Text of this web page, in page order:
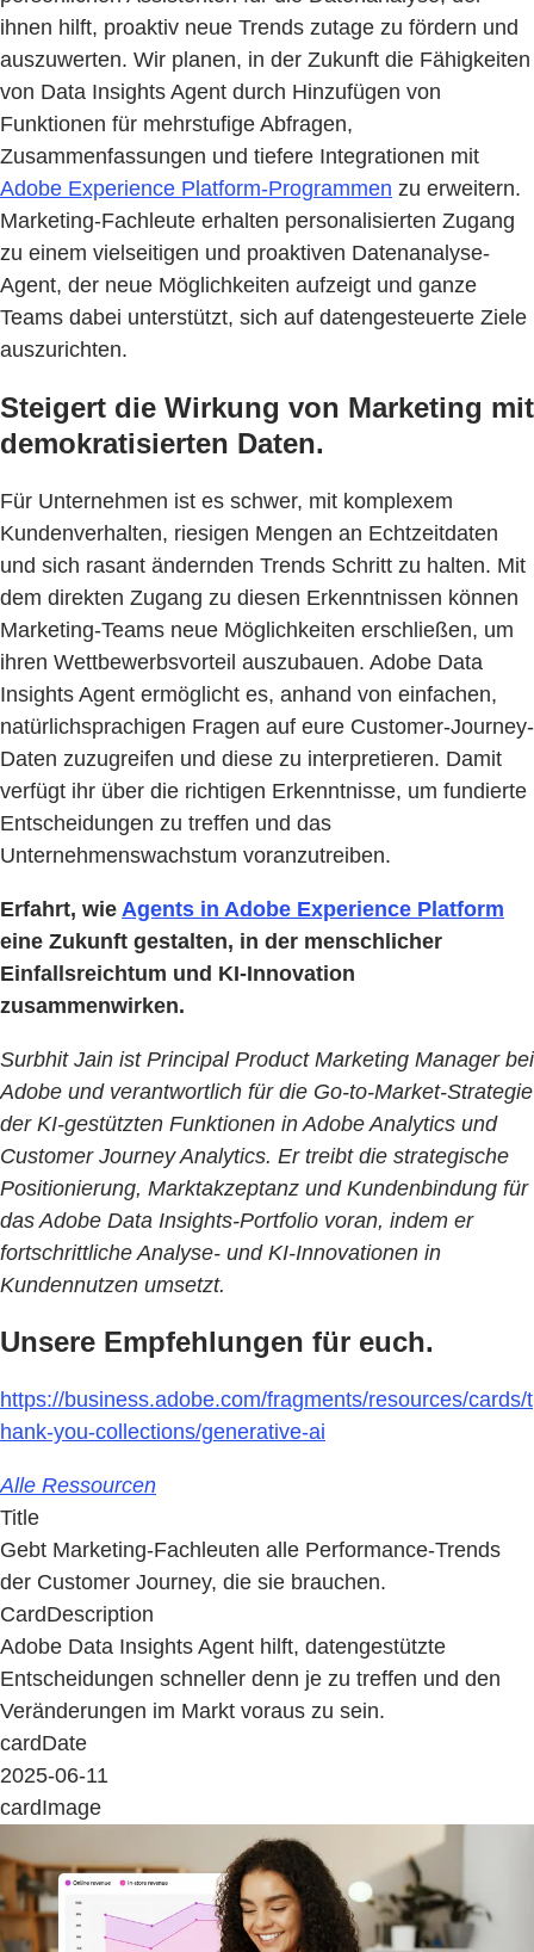
ihnen hilft, proaktiv neue Trends zutage zu fördern und
auszuwerten. Wir planen, in der Zukunft die Fähigkeiten
von Data Insights Agent durch Hinzufügen von
Funktionen für mehrstufige Abfragen,
Zusammenfassungen und tiefere Integrationen mit
Adobe Experience Platform-Programmen zu erweitern.
Marketing-Fachleute erhalten personalisierten Zugang
zu einem vielseitigen und proaktiven Datenanalyse-
Agent, der neue Möglichkeiten aufzeigt und ganze
Teams dabei unterstützt, sich auf datengesteuerte Ziele
auszurichten.
Steigert die Wirkung von Marketing mit
demokratisierten Daten.
Für Unternehmen ist es schwer, mit komplexem
Kundenverhalten, riesigen Mengen an Echtzeitdaten
und sich rasant ändernden Trends Schritt zu halten. Mit
dem direkten Zugang zu diesen Erkenntnissen können
Marketing-Teams neue Möglichkeiten erschließen, um
ihren Wettbewerbsvorteil auszubauen. Adobe Data
Insights Agent ermöglicht es, anhand von einfachen,
natürlichsprachigen Fragen auf eure Customer-Journey-
Daten zuzugreifen und diese zu interpretieren. Damit
verfügt ihr über die richtigen Erkenntnisse, um fundierte
Entscheidungen zu treffen und das
Unternehmenswachstum voranzutreiben.
Erfahrt, wie Agents in Adobe Experience Platform
eine Zukunft gestalten, in der menschlicher
Einfallsreichtum und KI-Innovation
zusammenwirken.
Surbhit Jain ist Principal Product Marketing Manager bei
Adobe und verantwortlich für die Go-to-Market-Strategie
der KI-gestützten Funktionen in Adobe Analytics und
Customer Journey Analytics. Er treibt die strategische
Positionierung, Marktakzeptanz und Kundenbindung für
das Adobe Data Insights-Portfolio voran, indem er
fortschrittliche Analyse- und KI-Innovationen in
Kundennutzen umsetzt.
Unsere Empfehlungen für euch.
https://business.adobe.com/fragments/resources/cards/t
hank-you-collections/generative-ai
Alle Ressourcen
Title
Gebt Marketing-Fachleuten alle Performance-Trends
der Customer Journey, die sie brauchen.
CardDescription
Adobe Data Insights Agent hilft, datengestützte
Entscheidungen schneller denn je zu treffen und den
Veränderungen im Markt voraus zu sein.
cardDate
2025-06-11
cardImage